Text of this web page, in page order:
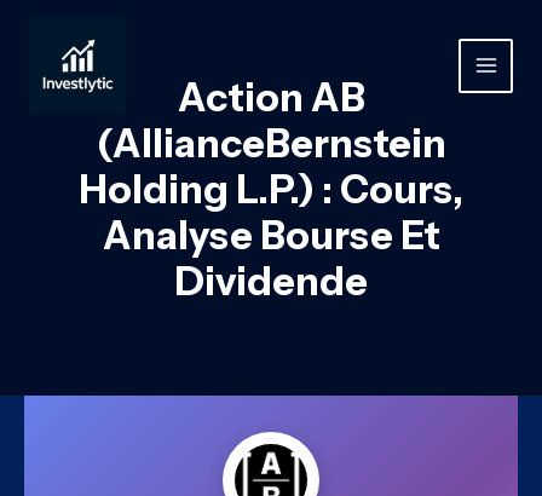
contenu
MAIN
Action AB
(AllianceBernstein
Holding L.P.) : Cours,
Analyse Bourse Et
Dividende